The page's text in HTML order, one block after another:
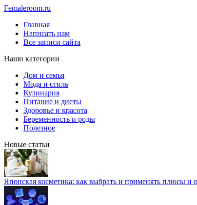
Femaleroom.ru
Главная
Написать нам
Все записи сайта
Наши категории
Дом и семья
Мода и стиль
Кулинария
Питание и диеты
Здоровье и красота
Беременность и роды
Полезное
Новые статьи
Японская косметика: как выбрать и применять плюсы и